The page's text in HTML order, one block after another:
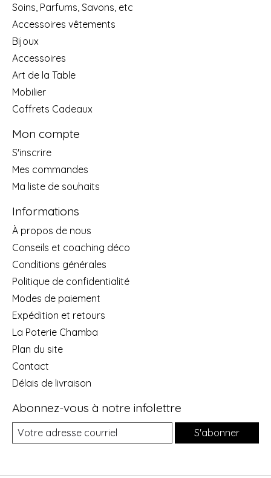
Soins, Parfums, Savons, etc
Accessoires vêtements
Bijoux
Accessoires
Art de la Table
Mobilier
Coffrets Cadeaux
Mon compte
S'inscrire
Mes commandes
Ma liste de souhaits
Informations
À propos de nous
Conseils et coaching déco
Conditions générales
Politique de confidentialité
Modes de paiement
Expédition et retours
La Poterie Chamba
Plan du site
Contact
Délais de livraison
Abonnez-vous à notre infolettre
S'abonner